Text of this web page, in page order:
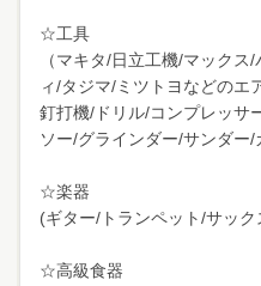
☆工具
（マキタ/日立工機/マック
ィ/タジマ/ミツトヨなどのエ
釘打機/ドリル/コンプレッサ
ソー/グラインダー/サンダー/
☆楽器
(ギター/トランペット/サッ
☆高級食器